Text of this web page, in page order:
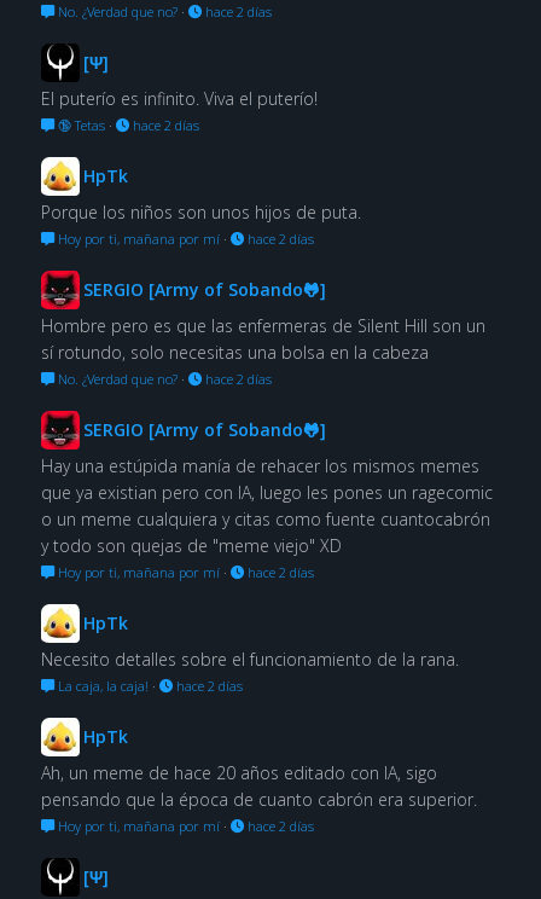
No. ¿Verdad que no?· hace 2 días
[Ψ]
El puterío es infinito. Viva el puterío!
🔞 Tetas· hace 2 días
HpTk
Porque los niños son unos hijos de puta.
Hoy por ti, mañana por mí· hace 2 días
SERGIO [Army of Sobando🐸]
Hombre pero es que las enfermeras de Silent Hill son un
sí rotundo, solo necesitas una bolsa en la cabeza
No. ¿Verdad que no?· hace 2 días
SERGIO [Army of Sobando🐸]
Hay una estúpida manía de rehacer los mismos memes
que ya existian pero con IA, luego les pones un ragecomic
o un meme cualquiera y citas como fuente cuantocabrón
y todo son quejas de "meme viejo" XD
Hoy por ti, mañana por mí· hace 2 días
HpTk
Necesito detalles sobre el funcionamiento de la rana.
La caja, la caja! · hace 2 días
HpTk
Ah, un meme de hace 20 años editado con IA, sigo
pensando que la época de cuanto cabrón era superior.
Hoy por ti, mañana por mí· hace 2 días
[Ψ]